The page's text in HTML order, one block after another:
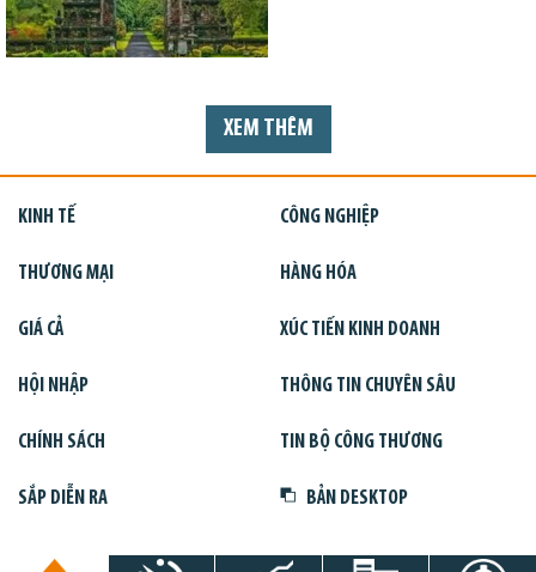
XEM THÊM
KINH TẾ CÔNG NGHIỆP
THƯƠNG MẠI HÀNG HÓA
GIÁ CẢ XÚC TIẾN KINH DOANH
HỘI NHẬP THÔNG TIN CHUYÊN SÂU
CHÍNH SÁCH TIN BỘ CÔNG THƯƠNG
SẮP DIỄN RA BẢN DESKTOP